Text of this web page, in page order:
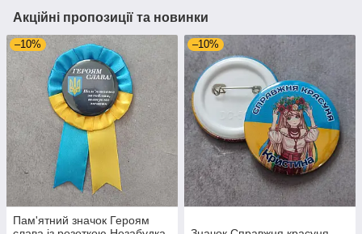
Акційні пропозиції та новинки
–10%
Пам'ятний значок Героям
–10%